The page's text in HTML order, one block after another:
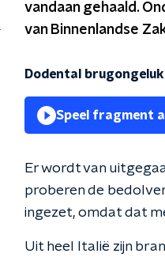
vandaan gehaald.
van Binnenlandse
Dodental
Speel fragment
Er wordt van
proberen de
ingezet, omdat dat
Uit heel Italië zijn